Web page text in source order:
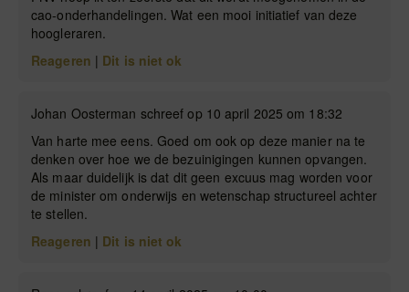
cao-onderhandelingen. Wat een mooi initiatief van deze
hoogleraren.
Reageren | Dit is niet ok
Johan Oosterman schreef op 10 april 2025 om 18:32
Van harte mee eens. Goed om ook op deze manier na te
denken over hoe we de bezuinigingen kunnen opvangen.
Als maar duidelijk is dat dit geen excuus mag worden voor
de minister om onderwijs en wetenschap structureel achter
te stellen.
Reageren | Dit is niet ok